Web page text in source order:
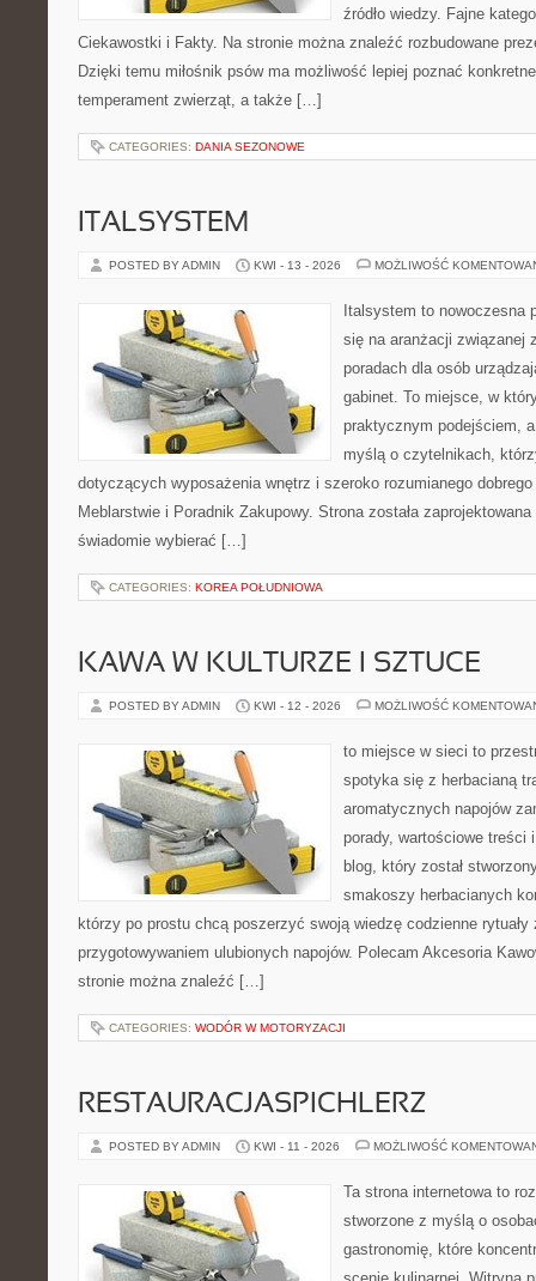
źródło wiedzy. Fajne
Ciekawostki i Fakty. Na stronie można znaleźć rozbudowane
Dzięki temu miłośnik psów ma możliwość lepiej poznać
temperament zwierząt, a także […]
CATEGORIES: DANIA SEZONOWE
ITALSYSTEM
POSTED BY ADMIN KWI - 13 - 2026 MOŻLIWOŚĆ
Italsystem to nowoczesna
się na aranżacji związanej
poradach dla osób
gabinet. To miejsce, w
praktycznym podejściem,
myślą o czytelnikach,
dotyczących wyposażenia wnętrz i szeroko rozumianego
Meblarstwie i Poradnik Zakupowy. Strona została
świadomie wybierać […]
CATEGORIES: KOREA POŁUDNIOWA
KAWA W KULTURZE I SZTUCE
POSTED BY ADMIN KWI - 12 - 2026 MOŻLIWOŚĆ
to miejsce w sieci to
spotyka się z herbacianą
aromatycznych napojów
porady, wartościowe treści
blog, który został
smakoszy herbacianych
którzy po prostu chcą poszerzyć swoją wiedzę codzienne rytuały
przygotowywaniem ulubionych napojów. Polecam Akcesoria
stronie można znaleźć […]
CATEGORIES: WODÓR W MOTORYZACJI
RESTAURACJASPICHLERZ
POSTED BY ADMIN KWI - 11 - 2026 MOŻLIWOŚĆ
Ta strona internetowa to
stworzone z myślą o
gastronomię, które